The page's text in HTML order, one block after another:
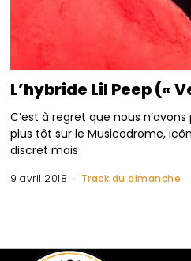
L’hybride Lil Peep («
C’est à regret que nous
plus tôt sur le Musicodrome,
discret mais
9 avril 2018 Track du dimanche